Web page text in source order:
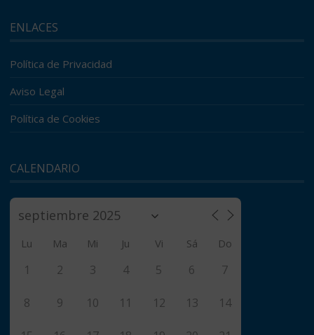
ENLACES
Política de Privacidad
Aviso Legal
Política de Cookies
CALENDARIO
Lu Ma Mi Ju Vi Sá Do
1 2 3 4 5 6 7
8 9 10 11 12 13 14